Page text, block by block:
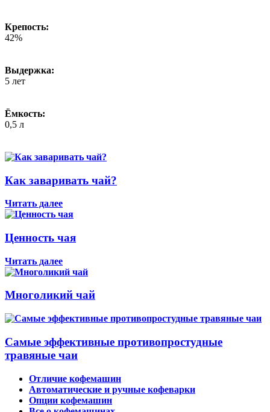
Крепость:
42%
Выдержка:
5 лет
Ёмкость:
0,5 л
Как заваривать чай?
Читать далее
Ценность чая
Читать далее
Многоликий чай
Самые эффективные противопростудные
травяные чаи
Отличие кофемашин
Автоматические и ручные кофеварки
Опции кофемашин